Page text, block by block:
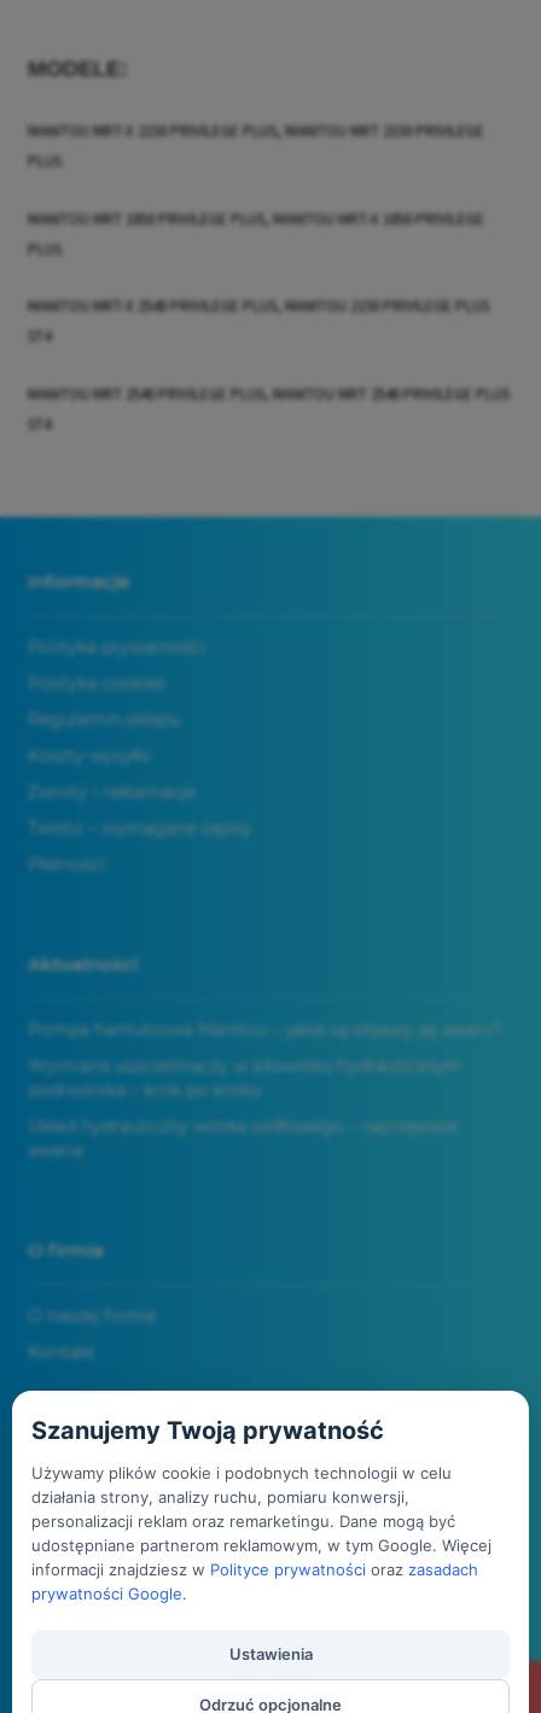
MODELE
MANITOU MRT-X 2150 PRIVILEGE PLUS, MANITOU MRT 2150 PRIVILEGE
PLUS
MANITOU MRT 1850 PRIVILEGE PLUS, MANITOU MRT-X 1850 PRIVILEGE
PLUS
MANITOU MRT-X 2540 PRIVILEGE PLUS, MANITOU 2150 PRIVILEGE PLUS
ST4
MANITOU MRT 2540 PRIVILEGE PLUS, MANITOU MRT 2540 PRIVILEGE PLUS
ST4
Informacje
Polityka prywatności
Polityka cookies
Regulamin sklepu
Koszty wysyłki
Zwroty i reklamacje
Twisto – wymagane zapisy
Płatności
Aktualności
Pompa hamulcowa Manitou – jakie są objawy jej awarii?
Wymiana uszczelniaczy w siłowniku hydraulicznym
podnośnika – krok po kroku
Układ hydrauliczny wózka widłowego – najczęstsze
awarie
O firmie
O naszej firmie
Kontakt
Facebook
Instagram
YouTube
Szanujemy Twoją prywatność
Używamy plików cookie i podobnych technologii w celu
działania strony, analizy ruchu, pomiaru konwersji,
personalizacji reklam oraz remarketingu. Dane mogą być
udostępniane partnerom reklamowym, w tym Google. Więcej
informacji znajdziesz w Polityce prywatności oraz zasadach
prywatności Google.
Ustawienia
Odrzuć opcjonalne